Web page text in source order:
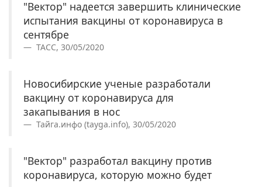
"Вектор" надеется завершить клинические
испытания вакцины от коронавируса в
сентябре
ТАСС, 30/05/2020
Новосибирские ученые разработали
вакцину от коронавируса для
закапывания в нос
Тайга.инфо (tayga.info), 30/05/2020
"Вектор" разработал вакцину против
коронавируса, которую можно будет